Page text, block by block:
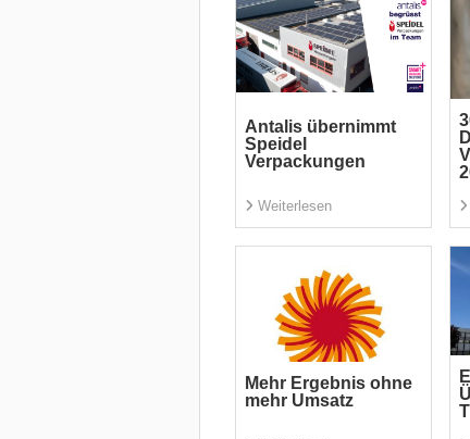
Antalis übernimmt
Speidel
Verpackungen
Weiterlesen
Mehr Ergebnis ohne
mehr Umsatz